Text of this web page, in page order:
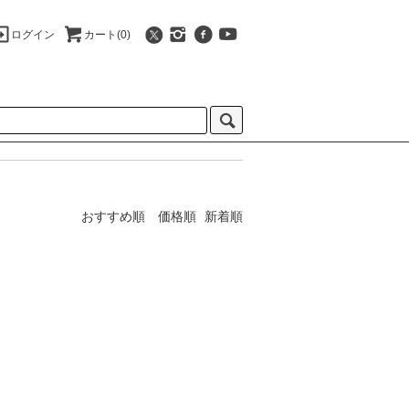
ログイン カート(0)
おすすめ順 価格順 新着順